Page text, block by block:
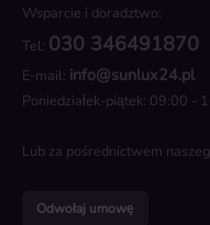
Wsparcie i doradztwo:
Tel: 030 346491870
E-mail: info@sunlux24.pl
Poniedziałek-piątek: 09:00 -
Lub za pośrednictwem
Odwołaj umowę